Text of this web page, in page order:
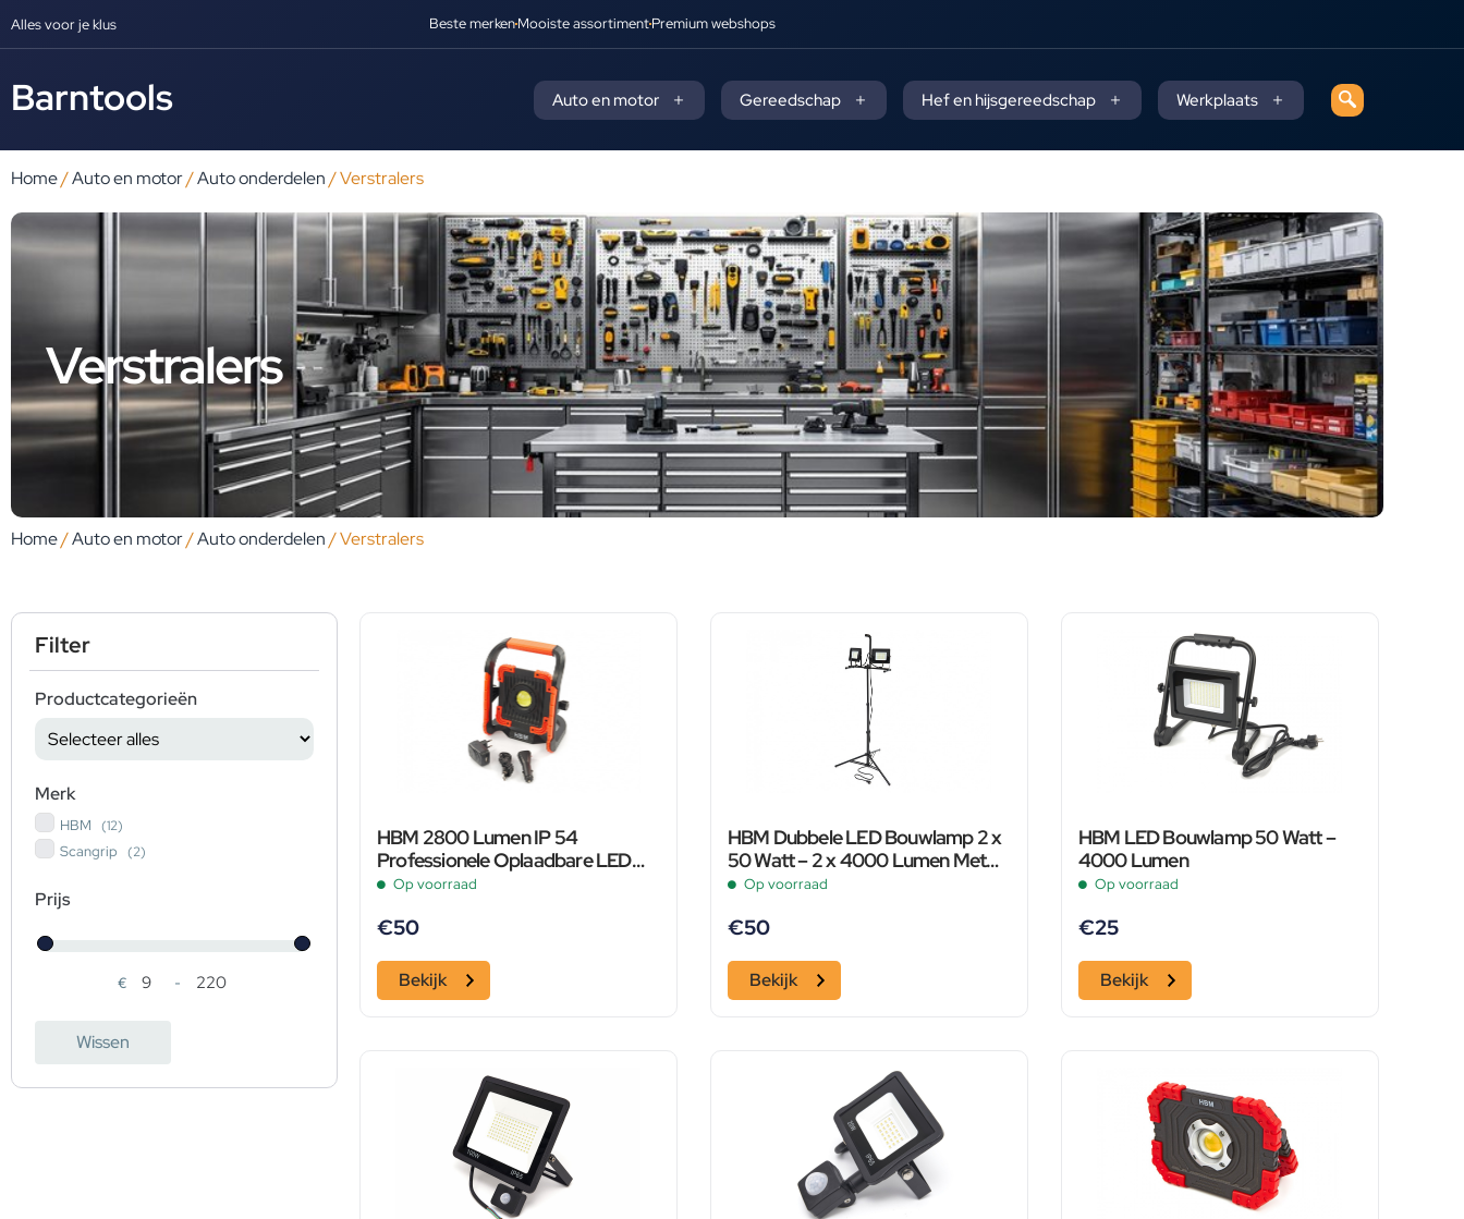
Alles voor je klus Beste merkenMooiste assortimentPremium webshops
Barntools Auto en motor Gereedschap Hef en hijsgereedschap Werkplaats
Home/Auto en motor/Auto onderdelen/ Verstralers
Verstralers
Home/Auto en motor/Auto onderdelen/ Verstralers
Filter
Productcategorieën
Merk
HBM (12)
Scangrip (2)
Prijs
€
Minimale prijs
-
Maximale prijs
Wissen
HBM 2800 Lumen IP 54
Professionele Oplaadbare LED
Bouwlamp Met Powerbank
Op voorraad
€50
Bekijk
HBM Dubbele LED Bouwlamp 2 x
50 Watt – 2 x 4000 Lumen Met
Statief
Op voorraad
€50
Bekijk
HBM LED Bouwlamp 50 Watt –
4000 Lumen
Op voorraad
€25
Bekijk